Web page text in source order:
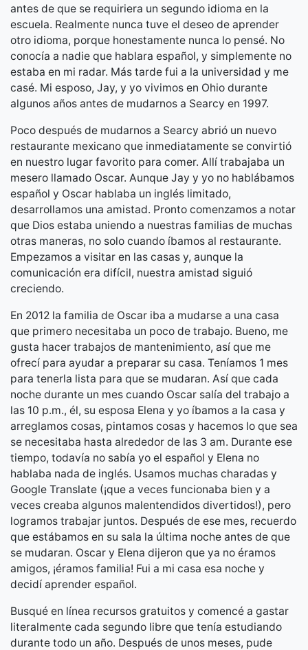
antes de que se requiriera un segundo idioma en la
escuela. Realmente nunca tuve el deseo de aprender
otro idioma, porque honestamente nunca lo pensé. No
conocía a nadie que hablara español, y simplemente no
estaba en mi radar. Más tarde fui a la universidad y me
casé. Mi esposo, Jay, y yo vivimos en Ohio durante
algunos años antes de mudarnos a Searcy en 1997.
Poco después de mudarnos a Searcy abrió un nuevo
restaurante mexicano que inmediatamente se convirtió
en nuestro lugar favorito para comer. Allí trabajaba un
mesero llamado Oscar. Aunque Jay y yo no hablábamos
español y Oscar hablaba un inglés limitado,
desarrollamos una amistad. Pronto comenzamos a notar
que Dios estaba uniendo a nuestras familias de muchas
otras maneras, no solo cuando íbamos al restaurante.
Empezamos a visitar en las casas y, aunque la
comunicación era difícil, nuestra amistad siguió
creciendo.
En 2012 la familia de Oscar iba a mudarse a una casa
que primero necesitaba un poco de trabajo. Bueno, me
gusta hacer trabajos de mantenimiento, así que me
ofrecí para ayudar a preparar su casa. Teníamos 1 mes
para tenerla lista para que se mudaran. Así que cada
noche durante un mes cuando Oscar salía del trabajo a
las 10 p.m., él, su esposa Elena y yo íbamos a la casa y
arreglamos cosas, pintamos cosas y hacemos lo que sea
se necesitaba hasta alrededor de las 3 am. Durante ese
tiempo, todavía no sabía yo el español y Elena no
hablaba nada de inglés. Usamos muchas charadas y
Google Translate (¡que a veces funcionaba bien y a
veces creaba algunos malentendidos divertidos!), pero
logramos trabajar juntos. Después de ese mes, recuerdo
que estábamos en su sala la última noche antes de que
se mudaran. Oscar y Elena dijeron que ya no éramos
amigos, ¡éramos familia! Fui a mi casa esa noche y
decidí aprender español.
Busqué en línea recursos gratuitos y comencé a gastar
literalmente cada segundo libre que tenía estudiando
durante todo un año. Después de unos meses, pude